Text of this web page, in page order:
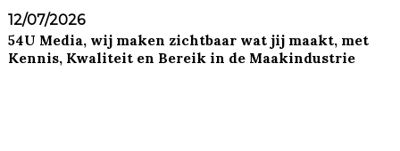
12/07/2026
54U Media, wij maken zichtbaar wat jij maakt, met
Kennis, Kwaliteit en Bereik in de Maakindustrie